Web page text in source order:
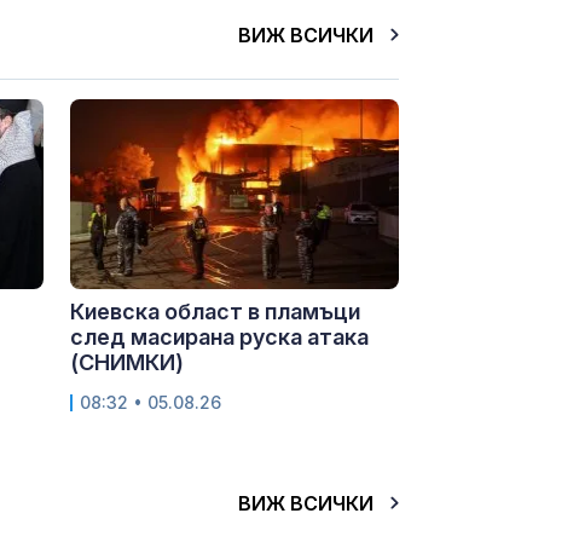
ВИЖ ВСИЧКИ
Киевска област в пламъци
след масирана руска атака
(СНИМКИ)
08:32 • 05.08.26
ВИЖ ВСИЧКИ